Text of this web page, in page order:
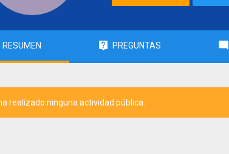
RESUMEN PREGUNTAS
realizado ninguna actividad pública.